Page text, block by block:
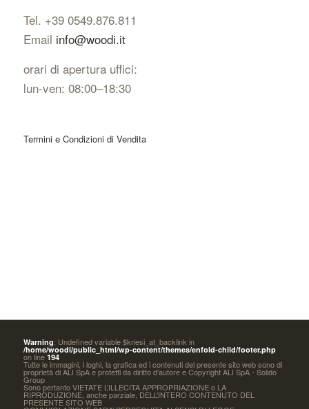
Tel. +39 0549.876.811
Email info@woodi.it
orari di apertura uffici:
lun-ven: 08:00–18:30
Termini e Condizioni di Vendita
Warning: Undefined variable $kriesi_at_backlink in
/home/woodi/public_html/wp-content/themes/enfold-child/footer.php
on line 194
Tutte le immagini, i loghi, la grafica ed i contenuti del presente sito web sono di
proprietà di ALI SpA e protetti da diritto d’autore e Copyright ALI SpA - Solido
Group
Sono pertanto VIETATE L’ILLECITA APPROPRIAZIONE o LA
RIPRODUZIONE, anche parziale, DELL’INTERO CONTENUTO DEL
PRESENTE SITO WEB